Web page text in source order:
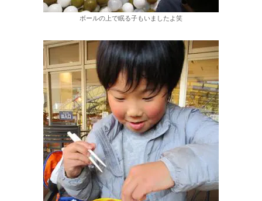
ボールの上で眠る子もいましたよ笑